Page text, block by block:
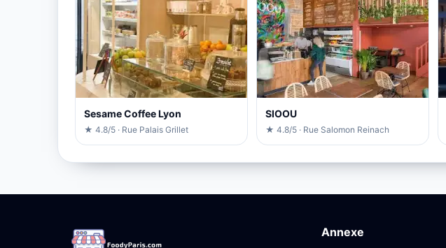
Sesame Coffee Lyon
★ 4.8/5 · Rue Palais Grillet
SIOOU
★ 4.8/5 · Rue Salomon Reinach
Annexe